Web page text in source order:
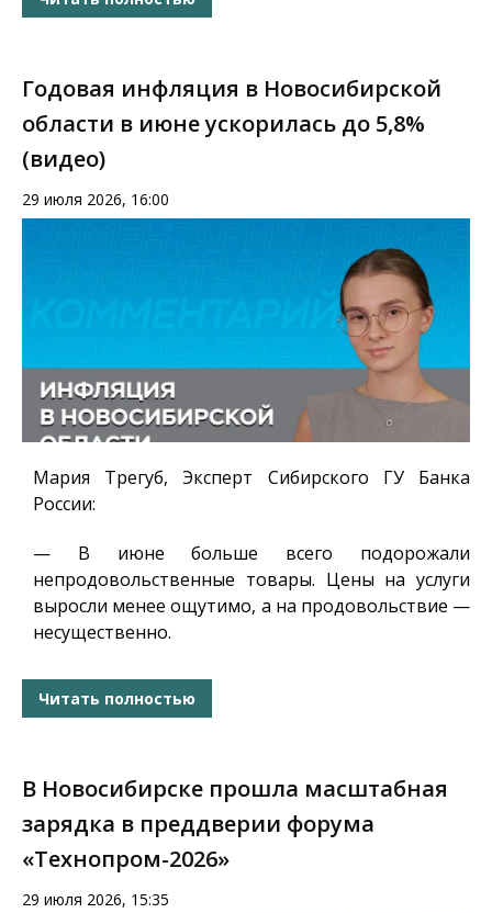
Годовая инфляция в Новосибирской
области в июне ускорилась до 5,8%
(видео)
29 июля 2026, 16:00
Мария Трегуб, Эксперт Сибирского ГУ Банка
России:
— В июне больше всего подорожали
непродовольственные товары. Цены на услуги
выросли менее ощутимо, а на продовольствие —
несущественно.
Читать полностью
В Новосибирске прошла масштабная
зарядка в преддверии форума
«Технопром-2026»
29 июля 2026, 15:35